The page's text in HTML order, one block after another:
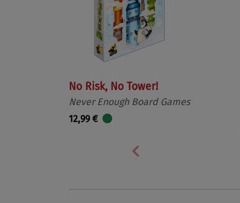
No Risk, No Tower!
Never Enough Board Games
12,99 €
Vorherige